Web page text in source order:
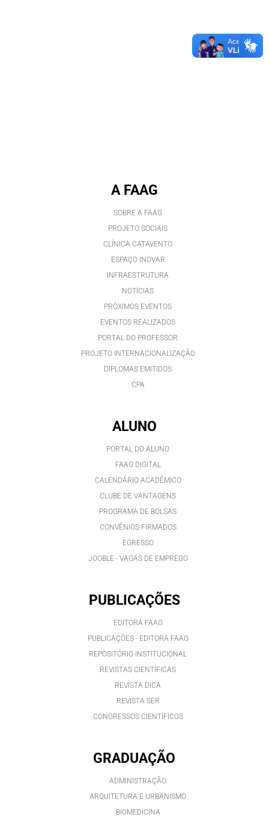
A FAAG
SOBRE A FAAG
PROJETO SOCIAIS
CLÍNICA CATAVENTO
ESPAÇO INOVAR
INFRAESTRUTURA
NOTÍCIAS
PRÓXIMOS EVENTOS
EVENTOS REALIZADOS
PORTAL DO PROFESSOR
PROJETO INTERNACIONALIZAÇÃO
DIPLOMAS EMITIDOS
CPA
ALUNO
PORTAL DO ALUNO
FAAG DIGITAL
CALENDÁRIO ACADÊMICO
CLUBE DE VANTAGENS
PROGRAMA DE BOLSAS
CONVÊNIOS FIRMADOS
EGRESSO
JOOBLE - VAGAS DE EMPREGO
PUBLICAÇÕES
EDITORA FAAG
PUBLICAÇÕES - EDITORA FAAG
REPOSITÓRIO INSTITUCIONAL
REVISTAS CIENTÍFICAS
REVISTA DICA
REVISTA SER
CONGRESSOS CIENTÍFICOS
GRADUAÇÃO
ADMINISTRAÇÃO
ARQUITETURA E URBANISMO
BIOMEDICINA